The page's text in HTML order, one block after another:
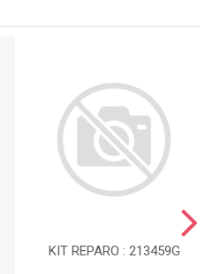
KIT REPARO : 213459G